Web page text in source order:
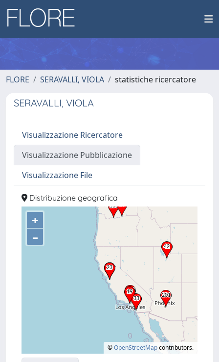
FLORE SERAVALLI, VIOLA statistiche ricercatore
SERAVALLI, VIOLA
Visualizzazione Ricercatore
Visualizzazione Pubblicazione
Visualizzazione File
Distribuzione geografica
+
–
©OpenStreetMapcontributors.